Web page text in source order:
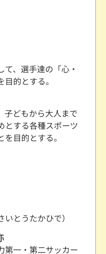
、選手達の「心・
的とする。
子どもから大人まで
とする各種スポーツ
目的とする。
とうたかひで）
第一・第二サッカー